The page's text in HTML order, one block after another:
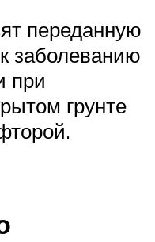
переданную
заболеванию
при
грунте